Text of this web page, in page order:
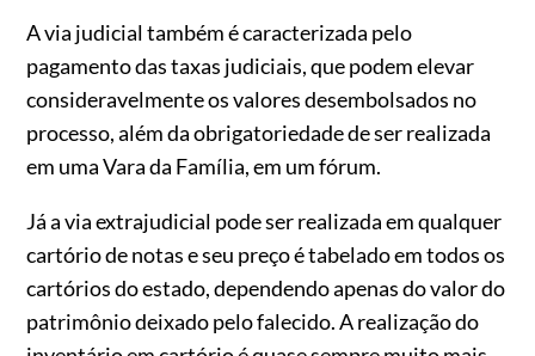
A via judicial também é caracterizada pelo
pagamento das taxas judiciais, que podem elevar
consideravelmente os valores desembolsados no
processo, além da obrigatoriedade de ser realizada
em uma Vara da Família, em um fórum.
Já a via extrajudicial pode ser realizada em qualquer
cartório de notas e seu preço é tabelado em todos os
cartórios do estado, dependendo apenas do valor do
patrimônio deixado pelo falecido. A realização do